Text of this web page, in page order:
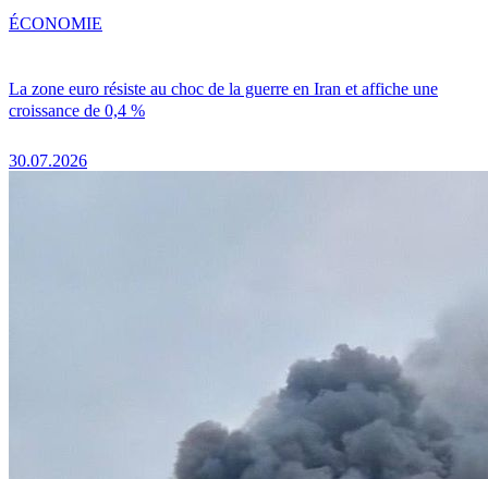
La zone euro résiste au choc de la guerre en Iran et affiche une
croissance de 0,4 %
30.07.2026
ÉCONOMIE